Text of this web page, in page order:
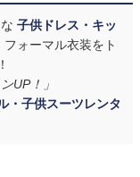
子供ドレス・キッ
フォーマル衣装をト
ョンUP！」
・子供スーツレンタ